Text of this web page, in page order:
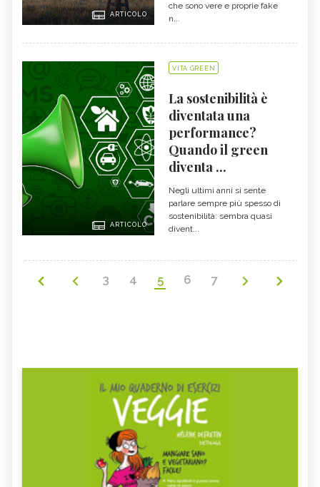
ARTICOLO
che sono vere e proprie fake
n...
ARTICOLO
VITA GREEN
La sostenibilità è
diventata una
performance?
Quando il green
diventa ...
Negli ultimi anni si sente
parlare sempre più spesso di
sostenibilità: sembra quasi
divent...
3 4 5 6 7